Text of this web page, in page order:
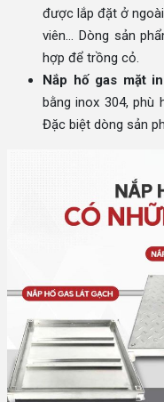
được lắp đặt ở
viên… Dòng sản
hợp để trồng cỏ.
Nắp hố gas mặt
bằng inox 304, phù
Đặc biệt dòng sản